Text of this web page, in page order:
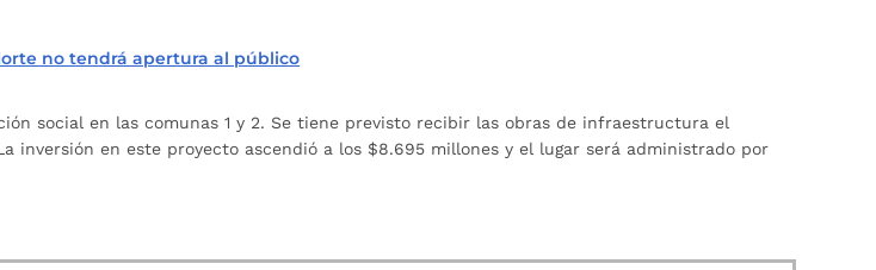
no tendrá apertura al público
social en las comunas 1 y 2. Se tiene previsto recibir las obras de infraestructura el
inversión en este proyecto ascendió a los $8.695 millones y el lugar será administrado por